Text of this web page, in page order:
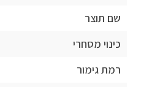
שם תוצר
כינוי מסחרי
רמת גימור